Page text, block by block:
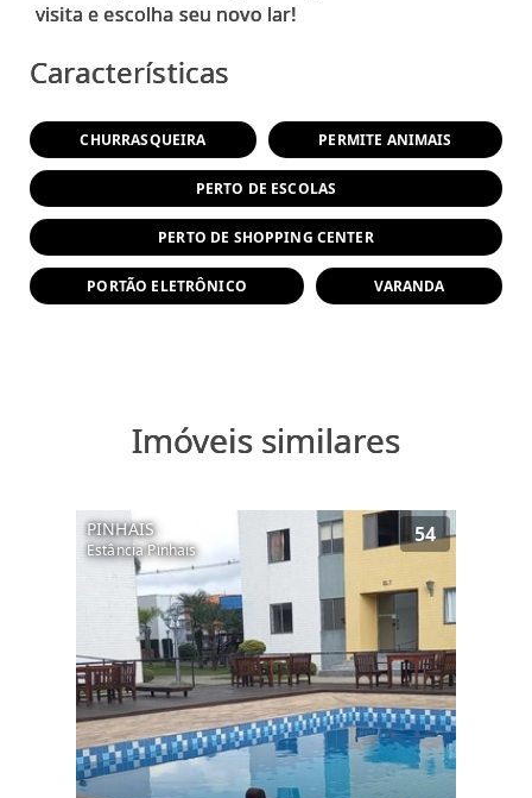
Características
CHURRASQUEIRA PERMITE ANIMAIS
PERTO DE ESCOLAS
PERTO DE SHOPPING CENTER
PORTÃO ELETRÔNICO VARANDA
Imóveis similares
PINHAIS
Estância Pinhais
54